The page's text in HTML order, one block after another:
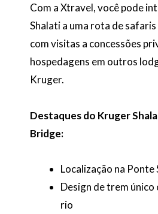
Com a Xtravel, você pode
Shalati a uma rota de
com visitas a concessões
hospedagens em outros
Kruger.
Destaques do Kruger
Bridge:
Localização na
Design de trem único
rio